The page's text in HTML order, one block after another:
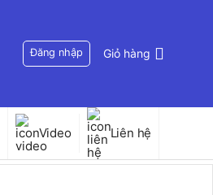
Đăng nhập Giỏ hàng
Video Liên hệ